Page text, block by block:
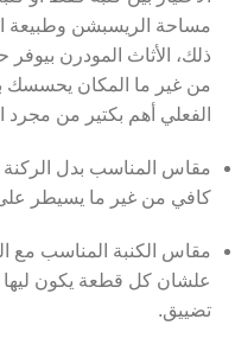
مساحة الريسبشن وطبيعة
ذلك، الأثاث المودرن
من غير ما المكان يحسسك
الفعلي أهم بكتير من
مقاس المناسب بدل
كافي من غير ما يسيطر
مقاس الكنبة المناسب مع
علشان كل قطعة يكون ليها
تضييق.